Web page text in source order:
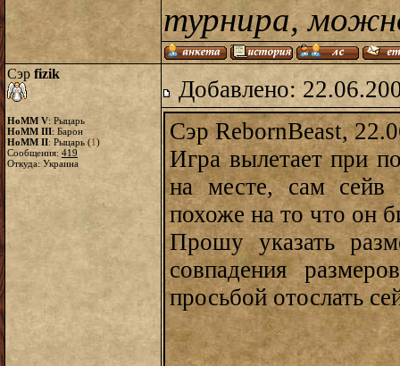
турнира,
Сэр fizik
HoMM V: Рыцарь
HoMM III: Барон
HoMM II: Рыцарь (1)
Сообщения: 419
Откуда: Украина
Добавлено:
Сэр RebornBeast,
Игра вылетает при
на месте, сам сейв
похоже на то что он
Прошу указать
совпадения
просьбой отослать